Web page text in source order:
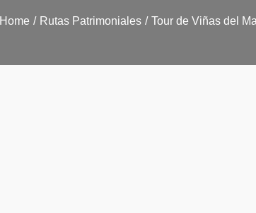
Home Rutas Patrimoniales Tour de Viñas del